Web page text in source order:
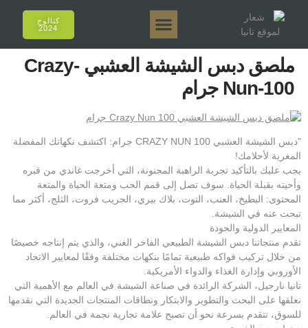
كتالوج
2024
ملصق دبس الشيشة العشبي Crazy-
Nun-100 جرام
"دبس الشيشة العشبي CRAZY NUN 100 جرام: اكتشف نكهاتك المفضلة
المغرية لأحلامك!
يجب عليك بالتأكيد تجربة الراهبة المجنونة، التي أخرجت غاندي من قبره
وأحيته بقبلة الحياة. سوف تصل إلى قمم الحب ومتعة الحياة والمتعة
المحتوى: البطيخ، العنب، التوت، بلاك بيري، الجريب فروت، الثلج، أكثر مما
تبحث عنه في الشيشة.
المعايير الدولية والجودة
تقدم منتجاتنا دبس الشيشة الطبيعي الفاخر الغني، والذي يتم إنتاجه خصيصًا
من خلال تركيب فواكه طبيعية تمامًا بنكهات مختلفة وفقًا لمعايير الاتحاد
الأوروبي وإدارة الغذاء والدواء الأمريكية.
تانيا نارجيل، الشركة الرائدة في صناعة الشيشة في العالم مع الأهمية التي
نعلقها على البحث والتطوير والابتكار ونطاقات المنتجات الجديدة التي نقدمها
للسوق، تتقدم بسرعة نحو أن تصبح علامة تجارية نجمة في العالم.